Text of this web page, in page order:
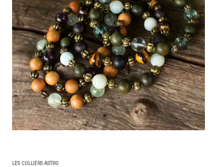
LES COLLIERS ASTRO